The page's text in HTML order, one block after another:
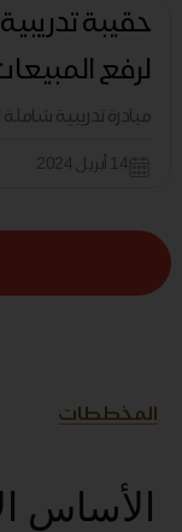
حقيبة
لرفع
مبادرة تدريبية
14 أبريل 2024
المخططات
الأساس